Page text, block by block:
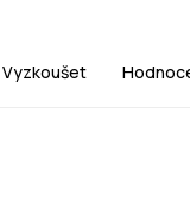
Vyzkoušet